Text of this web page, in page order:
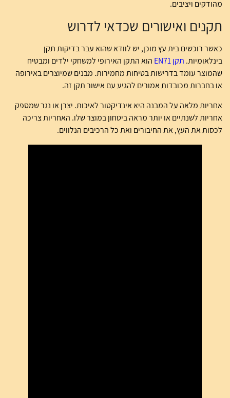
מהודקים ויציבים.
תקנים ואישורים שכדאי לדרוש
כאשר רוכשים בית עץ מוכן, יש לוודא שהוא עבר בדיקות תקן
בינלאומיות. תקן EN71
הוא התקן האירופי למשחקי ילדים ומבטיח
שהמוצר עומד בדרישות בטיחות מחמירות. מבנים שמיוצרים באירופה
או בחברות מכובדות אמורים להגיע עם אישור תקן זה.
אחריות מלאה על המבנה היא אינדיקטור לאיכות. יצרן או נגר שמספק
אחריות לשנתיים או יותר מראה ביטחון במוצר שלו. האחריות צריכה
לכסות את העץ, את החיבורים ואת כל הרכיבים הנלווים.